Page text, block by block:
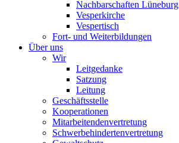
Nachbarschaften Lüneburg
Vesperkirche
Vespertisch
Fort- und Weiterbildungen
Über uns
Wir
Leitgedanke
Satzung
Leitung
Geschäftsstelle
Kooperationen
Mitarbeitendenvertretung
Schwerbehindertenvertretung